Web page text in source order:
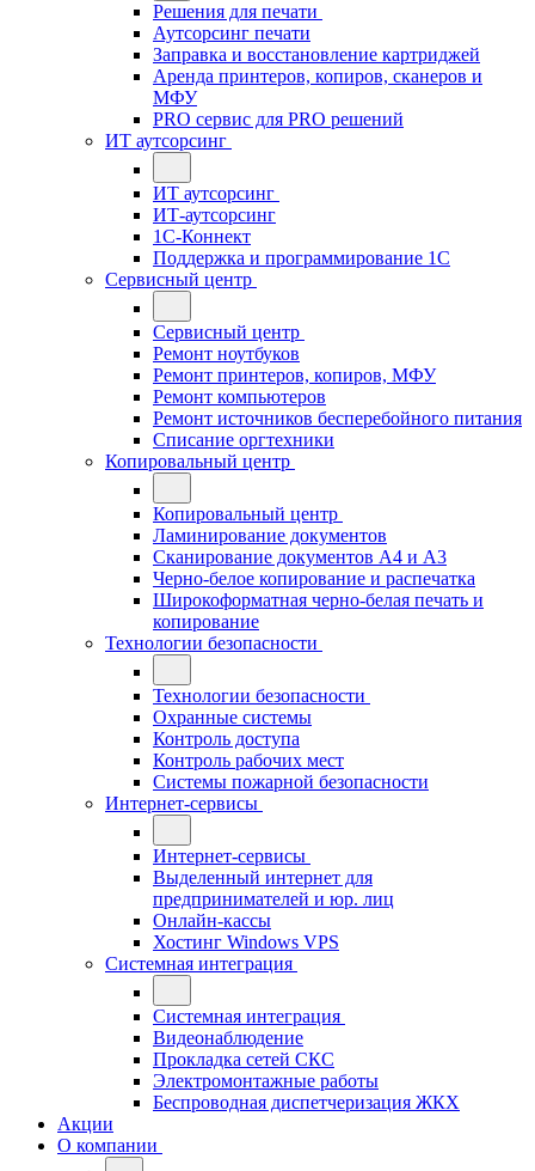
Решения для печати
Аутсорсинг печати
Заправка и восстановление картриджей
Аренда принтеров, копиров, сканеров и
МФУ
PRO сервис для PRO решений
ИТ аутсорсинг
ИТ аутсорсинг
ИТ-аутсорсинг
1С-Коннект
Поддержка и программирование 1С
Сервисный центр
Сервисный центр
Ремонт ноутбуков
Ремонт принтеров, копиров, МФУ
Ремонт компьютеров
Ремонт источников бесперебойного питания
Списание оргтехники
Копировальный центр
Копировальный центр
Ламинирование документов
Сканирование документов А4 и А3
Черно-белое копирование и распечатка
Широкоформатная черно-белая печать и
копирование
Технологии безопасности
Технологии безопасности
Охранные системы
Контроль доступа
Контроль рабочих мест
Системы пожарной безопасности
Интернет-сервисы
Интернет-сервисы
Выделенный интернет для
предпринимателей и юр. лиц
Онлайн-кассы
Хостинг Windows VPS
Системная интеграция
Системная интеграция
Видеонаблюдение
Прокладка сетей СКС
Электромонтажные работы
Беспроводная диспетчеризация ЖКХ
Акции
О компании